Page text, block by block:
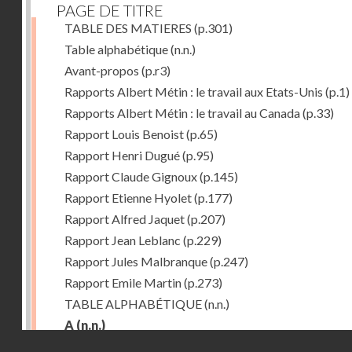
PAGE DE TITRE
TABLE DES MATIERES (p.301)
Table alphabétique(n.n.)
Avant-propos (p.r3)
Rapports Albert Métin : le travail aux Etats-Unis (p.1)
Rapports Albert Métin : le travail au Canada(p.33)
Rapport Louis Benoist(p.65)
Rapport Henri Dugué(p.95)
Rapport Claude Gignoux(p.145)
Rapport Etienne Hyolet(p.177)
Rapport Alfred Jaquet(p.207)
Rapport Jean Leblanc (p.229)
Rapport Jules Malbranque(p.247)
Rapport Emile Martin(p.273)
TABLE ALPHABÉTIQUE(n.n.)
A (n.n.)